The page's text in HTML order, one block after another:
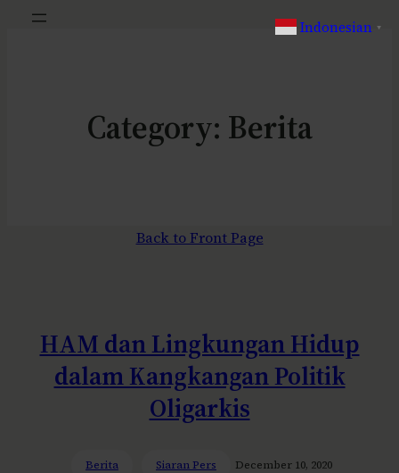
Category: Berita
Back to Front Page
HAM dan Lingkungan Hidup
dalam Kangkangan Politik
Oligarkis
Berita Siaran Pers December 10, 2020
Indonesian ▼